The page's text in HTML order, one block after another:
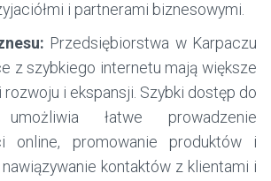
i partnerami biznesowymi.
Przedsiębiorstwa w Karpaczu
z szybkiego internetu mają większe
i ekspansji. Szybki dostęp do
łatwe prowadzenie
online, promowanie produktów i
nawiązywanie kontaktów z klientami i